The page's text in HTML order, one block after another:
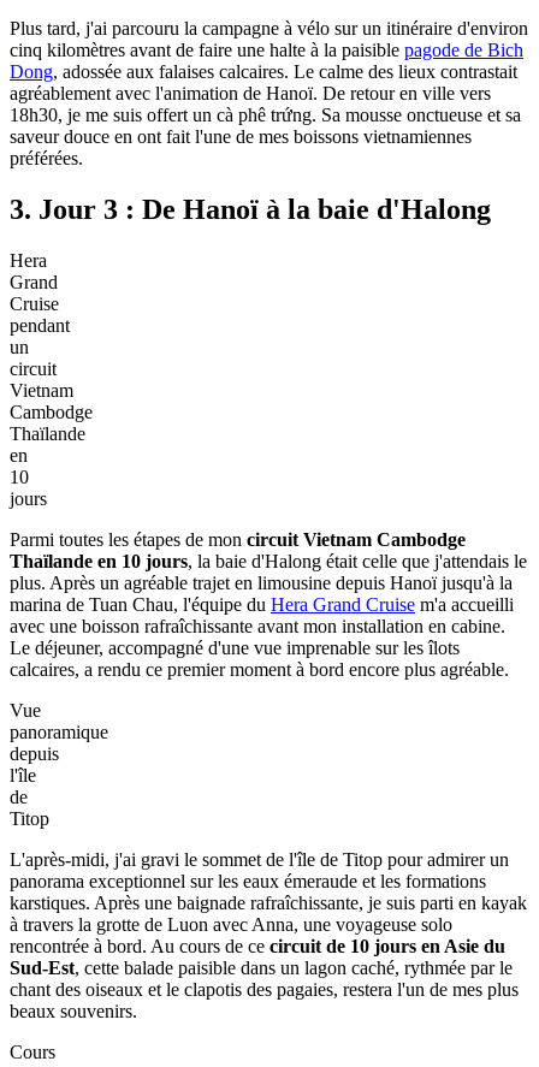
Plus tard, j'ai parcouru la campagne à vélo sur un itinéraire d'environ
cinq kilomètres avant de faire une halte à la paisible pagode de Bich
Dong, adossée aux falaises calcaires. Le calme des lieux contrastait
agréablement avec l'animation de Hanoï. De retour en ville vers
18h30, je me suis offert un cà phê trứng. Sa mousse onctueuse et sa
saveur douce en ont fait l'une de mes boissons vietnamiennes
préférées.
3. Jour 3 : De Hanoï à la baie d'Halong
Hera
Grand
Cruise
pendant
un
circuit
Vietnam
Cambodge
Thaïlande
en
10
jours
Parmi toutes les étapes de mon circuit Vietnam Cambodge
Thaïlande en 10 jours, la baie d'Halong était celle que j'attendais le
plus. Après un agréable trajet en limousine depuis Hanoï jusqu'à la
marina de Tuan Chau, l'équipe du Hera Grand Cruise m'a accueilli
avec une boisson rafraîchissante avant mon installation en cabine.
Le déjeuner, accompagné d'une vue imprenable sur les îlots
calcaires, a rendu ce premier moment à bord encore plus agréable.
Vue
panoramique
depuis
l'île
de
Titop
L'après-midi, j'ai gravi le sommet de l'île de Titop pour admirer un
panorama exceptionnel sur les eaux émeraude et les formations
karstiques. Après une baignade rafraîchissante, je suis parti en kayak
à travers la grotte de Luon avec Anna, une voyageuse solo
rencontrée à bord. Au cours de ce circuit de 10 jours en Asie du
Sud-Est, cette balade paisible dans un lagon caché, rythmée par le
chant des oiseaux et le clapotis des pagaies, restera l'un de mes plus
beaux souvenirs.
Cours